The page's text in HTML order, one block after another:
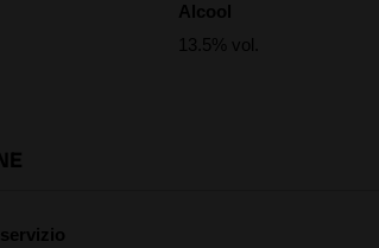
Alcool
13.5% vol.